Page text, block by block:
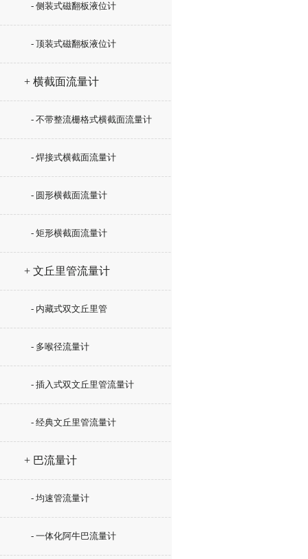
- 侧装式磁翻板液位计
- 顶装式磁翻板液位计
+ 横截面流量计
- 不带整流栅格式横截面流量计
- 焊接式横截面流量计
- 圆形横截面流量计
- 矩形横截面流量计
+ 文丘里管流量计
- 内藏式双文丘里管
- 多喉径流量计
- 插入式双文丘里管流量计
- 经典文丘里管流量计
+ 巴流量计
- 均速管流量计
- 一体化阿牛巴流量计